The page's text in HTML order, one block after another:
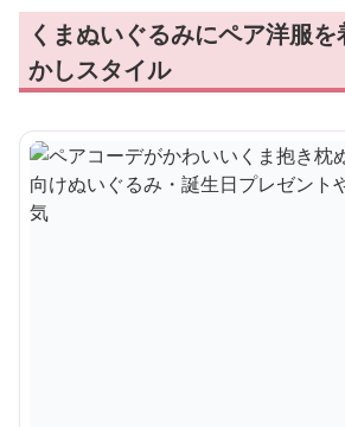
くまぬいぐるみにペア洋服
かしスタイル